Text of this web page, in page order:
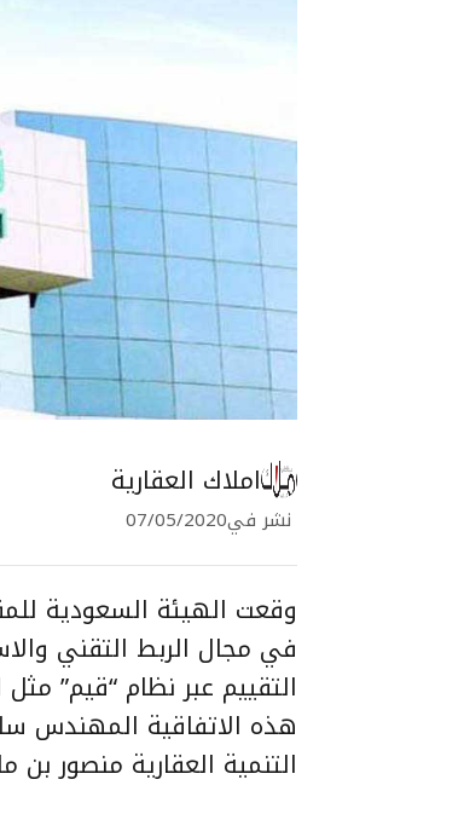
املاك العقارية
نشر في07/05/2020
وقعت الهيئة السعودية
في مجال الربط التقني
التقييم عبر نظام “قيم”
هذه الاتفاقية المهندس
التنمية العقارية منصور